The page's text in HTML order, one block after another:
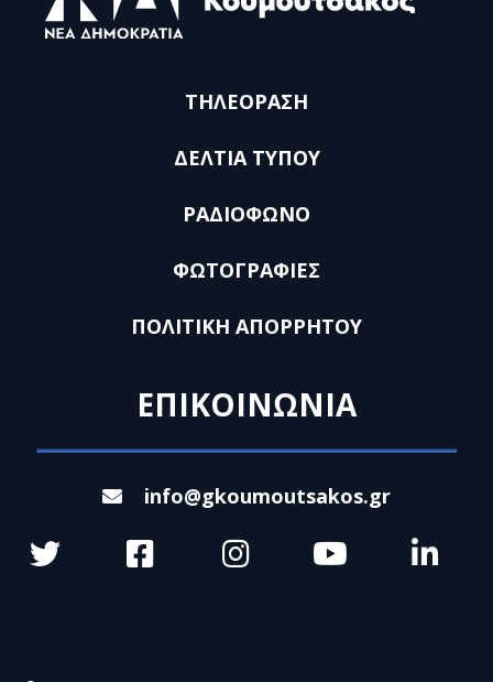
ΤΗΛΕΟΡΑΣΗ
ΔΕΛΤΙΑ ΤΥΠΟΥ
ΡΑΔΙΟΦΩΝΟ
ΦΩΤΟΓΡΑΦΙΕΣ
ΠΟΛΙΤΙΚΗ ΑΠΟΡΡΗΤΟΥ
ΕΠΙΚΟΙΝΩΝΙΑ
info@gkoumoutsakos.gr